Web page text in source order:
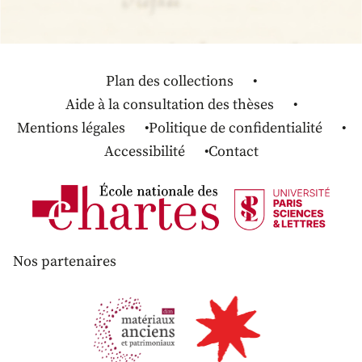
Plan des collections
Aide à la consultation des thèses
Mentions légales
Politique de confidentialité
Accessibilité
Contact
Nos partenaires